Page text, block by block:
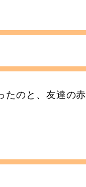
たのと、友達の赤